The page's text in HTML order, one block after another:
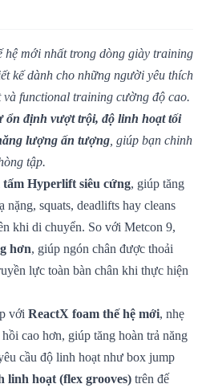
hệ mới nhất trong dòng giày training
kế dành cho những người yêu thích
và functional training cường độ cao.
ổn định vượt trội, độ linh hoạt tối
lượng ấn tượng , giúp bạn chinh
tập.
tấm Hyperlift siêu cứng, giúp tăng
squats, deadlifts hay cleans
khi di chuyển. So với Metcon 9,
hơn, giúp ngón chân được thoải
lực toàn bàn chân khi thực hiện
với ReactX foam thế hệ mới, nhẹ
cao hơn, giúp tăng hoàn trả năng
cầu độ linh hoạt như box jump
linh hoạt (flex grooves) trên đế